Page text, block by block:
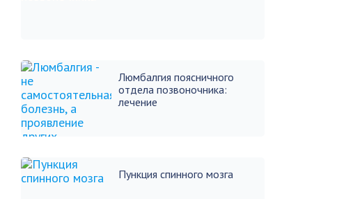
Люмбалгия поясничного
отдела позвоночника:
лечение
Пункция спинного мозга